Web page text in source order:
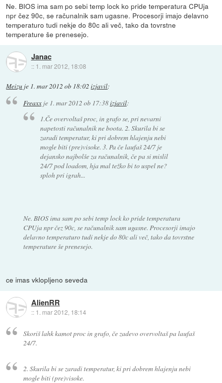
Ne. BIOS ima sam po sebi temp lock ko pride temperatura CPUja
npr čez 90c, se računalnik sam ugasne. Procesorji imajo delavno
temperaturo tudi nekje do 80c ali več, tako da tovrstne
temperature še prenesejo.
Janac
:: 1. mar 2012, 18:08
Meizu je 1. mar 2012 ob 18:02 izjavil:
Freaxxje 1. mar 2012 ob 17:38izjavil:
1.Če overvoltaš proc, in grafo se, pri nevarni
napetosti računalnik ne boota. 2. Skurila bi se
zaradi temperatur, ki pri dobrem hlajenju nebi
mogle biti (pre)visoke. 3. Pa če laufaš 24/7 je
dejansko najbolše za računalnik, če pa si mislil
24/7 pod loadom, hja mal težko bi to uspel ne?
sploh pri igrah...
Ne. BIOS ima sam po sebi temp lock ko pride temperatura
CPUja npr čez 90c, se računalnik sam ugasne. Procesorji imajo
delavno temperaturo tudi nekje do 80c ali več, tako da tovrstne
temperature še prenesejo.
ce imas vklopljeno seveda
AlienRR
:: 1. mar 2012, 18:14
Skoriš lahk kamot proc in grafo, če zadevo overvoltaš pa laufaš
24/7.
2. Skurila bi se zaradi temperatur, ki pri dobrem hlajenju nebi
mogle biti (pre)visoke.